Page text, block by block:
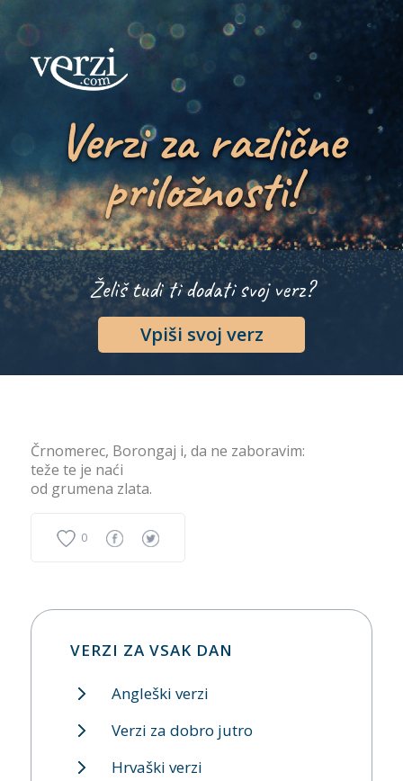
Verzi za različne
priložnosti!
Želiš tudi ti dodati svoj verz?
Vpiši svoj verz
Črnomerec, Borongaj i, da ne zaboravim:
teže te je naći
od grumena zlata.
0
VERZI ZA VSAK DAN
Angleški verzi
Verzi za dobro jutro
Hrvaški verzi